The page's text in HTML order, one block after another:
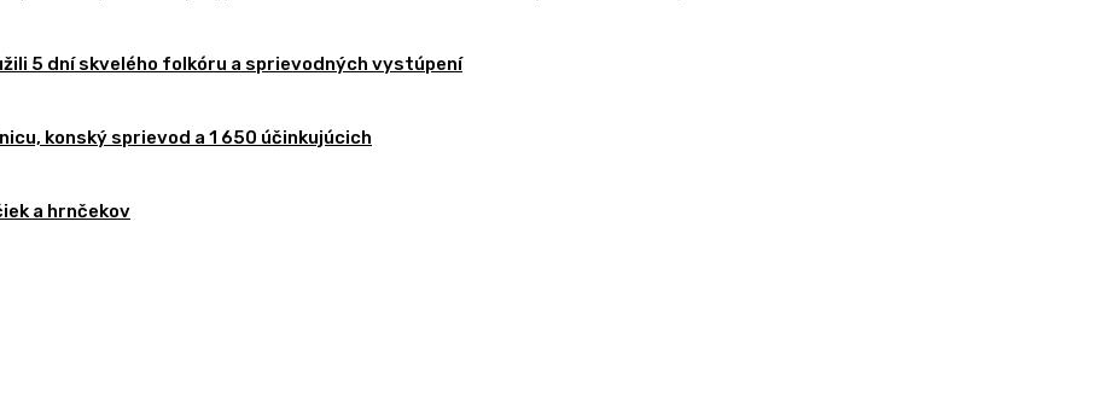
5 dní skvelého folkóru a sprievodných vystúpení
konský sprievod a 1 650 účinkujúcich
a hrnčekov